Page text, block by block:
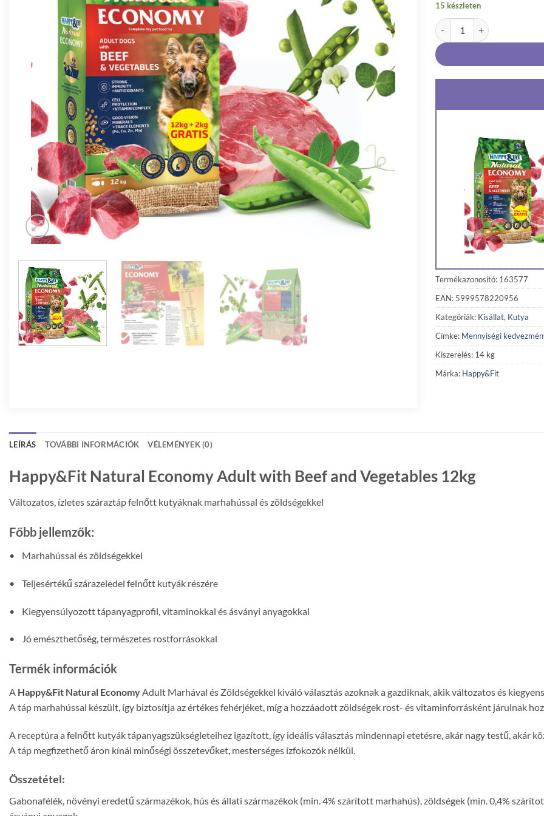
15 készleten
Happy & Fit Natural
Termékazonosító: 163577
EAN: 5999578220956
Kategóriák: Kisállat, Kutya
Címke: Mennyiségi
Kiszerelés: 14 kg
Márka: Happy&Fit
LEÍRÁS TOVÁBBI INFORMÁCIÓK VÉLEMÉNYEK (0)
Happy&Fit Natural Economy Adult with Beef and Vegetables 12kg
Változatos, ízletes száraztáp felnőtt kutyáknak marhahússal és zöldségekkel
Főbb jellemzők:
• Marhahússal és zöldségekkel
• Teljesértékű szárazeledel felnőtt kutyák részére
• Kiegyensúlyozott tápanyagprofil, vitaminokkal és ásványi anyagokkal
• Jó emészthetőség, természetes rostforrásokkal
Termék információk
A Happy&Fit Natural EconomyAdult Marhával és Zöldségekkel kiváló választás azoknak a gazdiknak, akik változatos és
A táp marhahússal készült, így biztosítja az értékes fehérjéket, míg a hozzáadott zöldségek rost- és vitaminforrásként járulnak
A receptúra a felnőtt kutyák tápanyagszükségleteihez igazított, így ideális választás mindennapi etetésre, akár nagy testű, akár
A táp megfizethető áron kínál minőségi összetevőket, mesterséges ízfokozók nélkül.
Összetétel:
Gabonafélék, növényi eredetű származékok, hús és állati származékok (min. 4% szárított marhahús), zöldségek (min. 0,4%